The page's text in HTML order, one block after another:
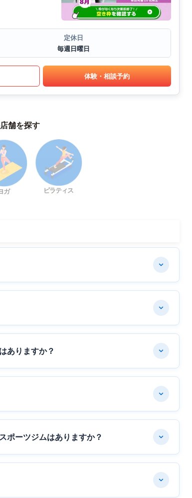
定休日
毎週日曜日
体験・相談予約
舗を探す
ガ ピラティス
ありますか？
ポーツジムはありますか？